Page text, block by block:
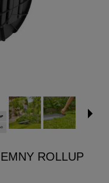
ROLLUP